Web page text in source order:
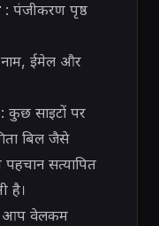
: पंजीकरण पृष्ठ
ईमेल और
कुछ साइटों पर
बिल जैसे
सत्यापित
है।
आप वेलकम